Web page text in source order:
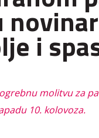
i
molitvu za
10. kolovoza.